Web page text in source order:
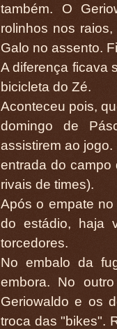
também. O
rolinhos nos
Galo no assento.
A diferença ficava
bicicleta do Zé.
Aconteceu pois,
domingo de
assistirem ao
entrada do campo
rivais de times).
Após o empate
do estádio, haja
torcedores.
No embalo da
embora. No
Geriowaldo e os
troca das "bikes".